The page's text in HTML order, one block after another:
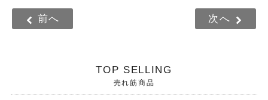
前へ 次へ
TOP SELLING
売れ筋商品